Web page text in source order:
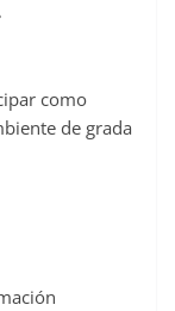
como
de grada